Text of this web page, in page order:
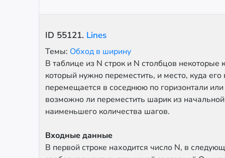
ID 55121. Lines
Темы: Обход в ширину
В таблице из N строк и N столбцов
который нужно переместить, и место, куда
перемещается в соседнюю по горизонтали
возможно ли переместить шарик из
наименьшего количества шагов.
Входные данные
В первой строке находится число N, в